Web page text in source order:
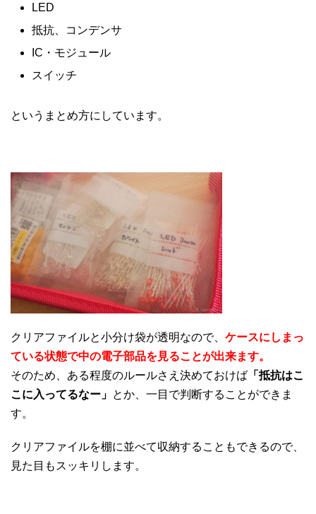
LED
抵抗、コンデンサ
IC・モジュール
スイッチ
というまとめ方にしています。
クリアファイルと小分け袋が透明なので、 ケースにしまっ
ている状態で中の電子部品を見ることが出来ます。
そのため、ある程度のルールさえ決めておけば 「抵抗はこ
こに入ってるなー」 とか、一目で判断することができま
す。
クリアファイルを棚に並べて収納することもできるので、
見た目もスッキリします。